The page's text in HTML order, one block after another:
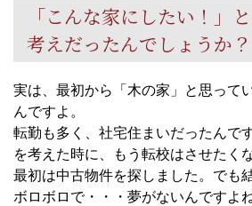
「こんな家にしたい！」
考えだったんでしょうか？
実は、最初から「木の家」と思って
んですよ。
転勤も多く、社宅住まいだったんで
を考えた時に、もう転校はさせたく
最初は中古物件を探しました。でも
ボロボロで・・・夢がないんですよ